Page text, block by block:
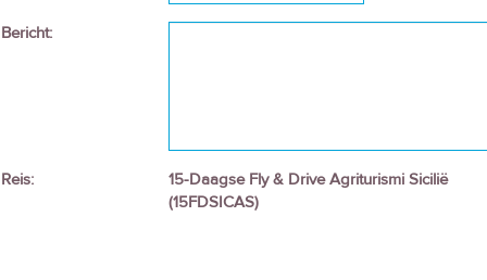
Bericht:
Reis:
15-Daagse Fly & Drive Agriturismi Sicilië
(15FDSICAS)